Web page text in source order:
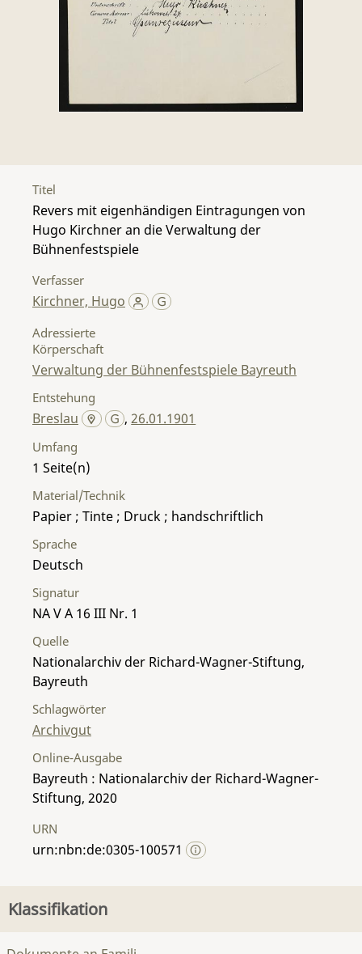
Titel
Revers mit eigenhändigen Eintragungen von
Hugo Kirchner an die Verwaltung der
Bühnenfestspiele
Verfasser
Kirchner, Hugo
Adressierte
Körperschaft
Verwaltung der Bühnenfestspiele Bayreuth
Entstehung
Breslau ,26.01.1901
Umfang
1
Material/Technik
Papier ; Tinte ; Druck ; handschriftlich
Sprache
Deutsch
Signatur
NA V A 16 III Nr. 1
Quelle
Nationalarchiv der Richard-Wagner-Stiftung,
Bayreuth
Schlagwörter
Archivgut
Online-Ausgabe
Bayreuth : Nationalarchiv der Richard-Wagner-
Stiftung, 2020
URN
urn:nbn:de:0305-100571
Klassifikation